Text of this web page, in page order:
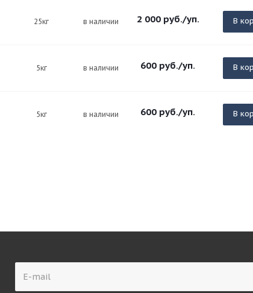
25кг в наличии 2 000руб./уп. В
5кг в наличии 600 руб./уп. В
5кг в наличии 600 руб./уп. В